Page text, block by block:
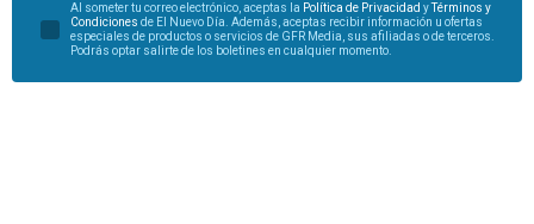
Al someter tu correo electrónico, aceptas la Política de Privacidad yTérminos y
Condiciones de El Nuevo Día. Además, aceptas recibir información u ofertas
especiales de productos o servicios de GFR Media, sus afiliadas o de terceros.
Podrás optar salirte de los boletines en cualquier momento.